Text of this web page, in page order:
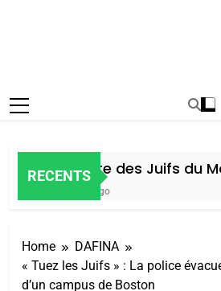
RECENTS
Histoire des Juifs du
Home
DAFINA
« Tuez les Juifs » : La police
d’un campus de Boston